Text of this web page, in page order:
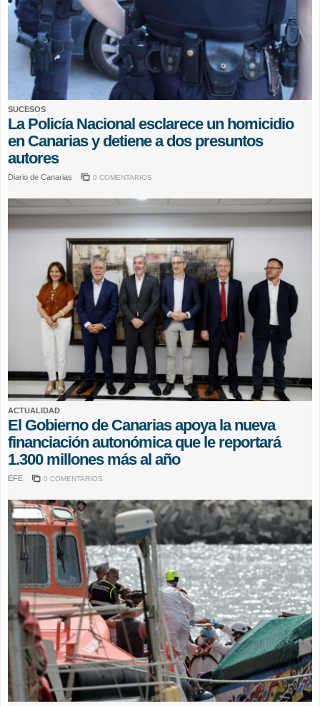
SUCESOS
La Policía Nacional esclarece un homicidio
en Canarias y detiene a dos presuntos
autores
Diario de Canarias 0 COMENTARIOS
ACTUALIDAD
El Gobierno de Canarias apoya la nueva
financiación autonómica que le reportará
1.300 millones más al año
EFE 0 COMENTARIOS